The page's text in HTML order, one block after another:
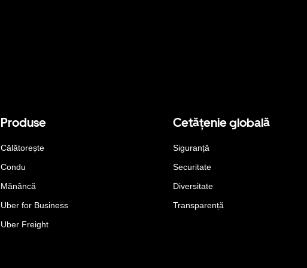
Produse
Călătorește
Condu
Mănâncă
Uber for Business
Uber Freight
Cetățenie globală
Siguranță
Securitate
Diversitate
Transparență